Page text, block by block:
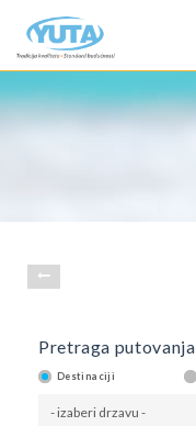
Pretraga putovanja
Destinaciji
- izaberi drzavu -